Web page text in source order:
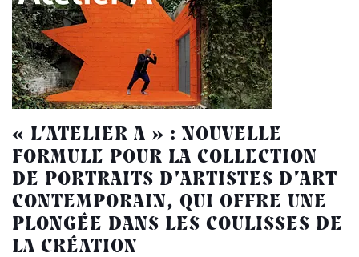
« L’ATELIER A » : NOUVELLE
FORMULE POUR LA COLLECTION
DE PORTRAITS D’ARTISTES D’ART
CONTEMPORAIN, QUI OFFRE UNE
PLONGÉE DANS LES COULISSES DE
LA CRÉATION